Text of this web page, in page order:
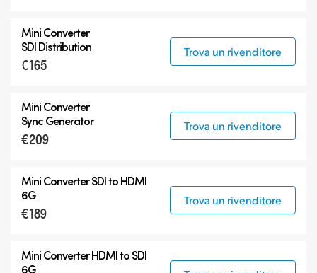
Mini Converter
SDI Distribution
€165
Trova un rivenditore
Mini Converter
Sync Generator
€209
Trova un rivenditore
Mini Converter SDI to HDMI
6G
€189
Trova un rivenditore
Mini Converter HDMI to SDI
6G